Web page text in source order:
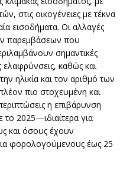
στις οικογένειες με τέκνα
εισοδήματα. Οι αλλαγές
παρεμβάσεων που
σημαντικές
ελαφρύνσεις, καθώς και
ηλικία και τον αριθμό των
πιο στοχευμένη και
η επιβάρυνση
το 2025—ιδιαίτερα για
και όσους έχουν
φορολογούμενους έως 25